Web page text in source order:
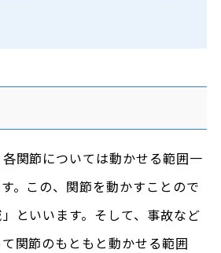
関節については動かせる範囲一
。この、関節を動かすことので
といいます。そして、事故など
関節のもともと動かせる範囲